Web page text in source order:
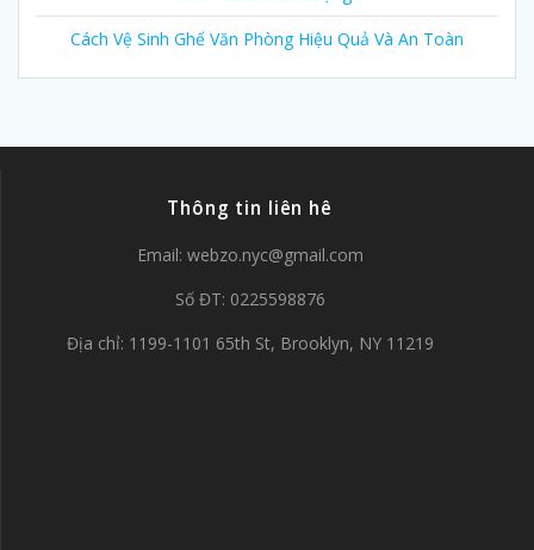
Cách Vệ Sinh Ghế Văn Phòng Hiệu Quả Và An Toàn
Thông tin liên hê
Email: webzo.nyc@gmail.com
Số ĐT: 0225598876
Địa chỉ: 1199-1101 65th St, Brooklyn, NY 11219